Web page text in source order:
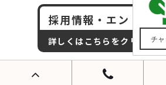
採用情報・エントリー
詳しくはこちらをクリック！